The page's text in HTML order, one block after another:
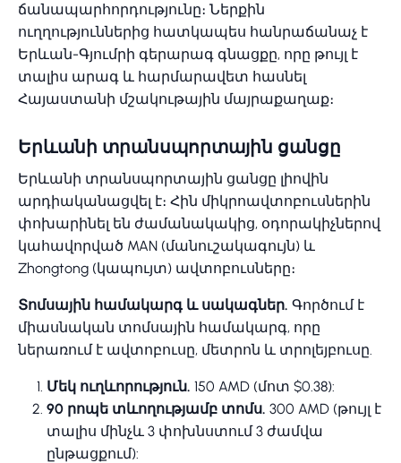
ճանապարհորդությունը։ Ներքին
ուղղություններից հատկապես հանրաճանաչ է
Երևան-Գյումրի գերարագ գնացքը, որը թույլ է
տալիս արագ և հարմարավետ հասնել
Հայաստանի մշակութային մայրաքաղաք։
Երևանի տրանսպորտային ցանցը
Երևանի տրանսպորտային ցանցը լիովին
արդիականացվել է։ Հին միկրոավտոբուսներին
փոխարինել են ժամանակակից, օդորակիչներով
կահավորված MAN (մանուշակագույն) և
Zhongtong (կապույտ) ավտոբուսները։
Տոմսային համակարգ և սակագներ. Գործում է
միասնական տոմսային համակարգ, որը
ներառում է ավտոբուսը, մետրոն և տրոլեյբուսը.
Մեկ ուղևորություն. 150 AMD (մոտ $0.38):
90 րոպե տևողությամբ տոմս. 300 AMD (թույլ է
տալիս մինչև 3 փոխնստում 3 ժամվա
ընթացքում):